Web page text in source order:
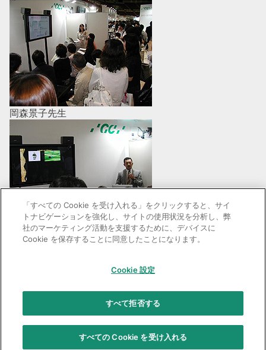
岡森景子先生
辻貴裕先生
© 2026 GC Corp. 無断転載禁止
お問い合わせ
当サイトの利用条件
個人情報保護方針
クッキーポリシー
「すべての Cookie を受け入れる」をクリックすると、サイ
トナビゲーションを強化し、サイトの使用状況を分析し、弊
社のマーケティング活動を支援するために、デバイスに
Cookie を保存することに同意したことになります。
Cookie 設定
すべて拒否する
すべての Cookie を受け入れる